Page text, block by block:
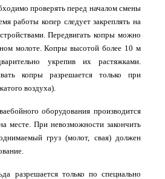
проверять перед началом смены
работы копер следует закреплять на
Передвигать копры можно
молоте. Копры высотой более 10 м
укрепив их растяжками.
копры разрешается только при
воздуха).
оборудования производится
месте. При невозможности закончить
груз (молот, свая) должен
разрешается только по специально